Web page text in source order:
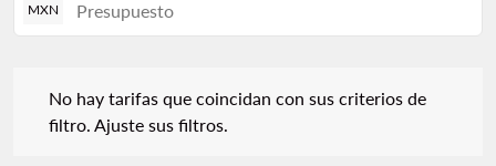
MXN
No hay tarifas que coincidan con sus criterios de
filtro. Ajuste sus filtros.